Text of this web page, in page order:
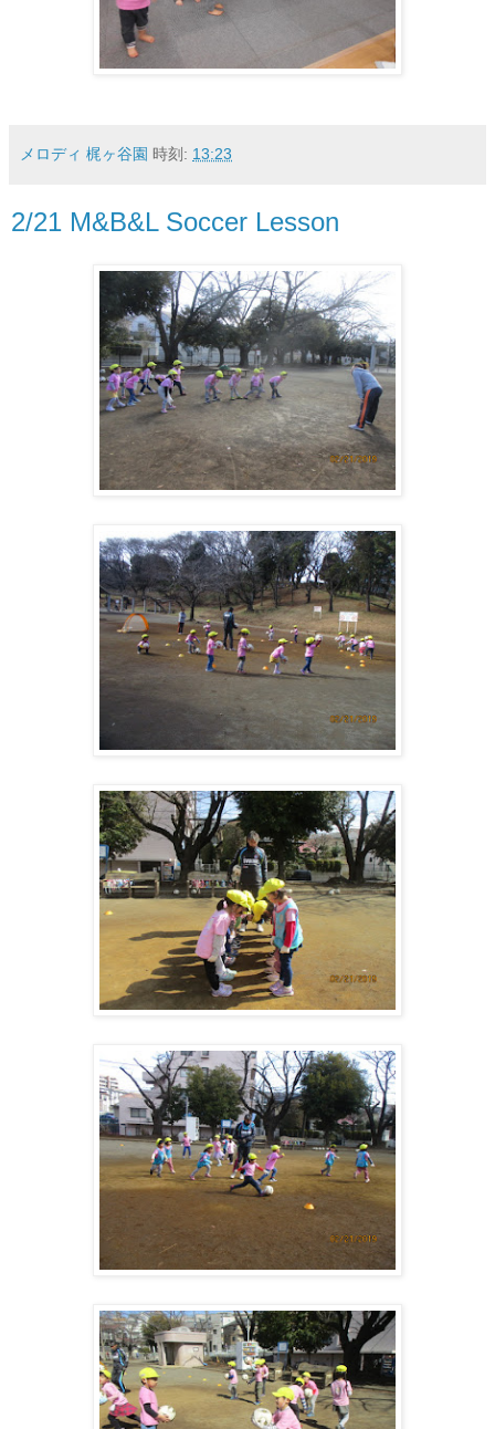
メロディ 梶ヶ谷園 時刻: 13:23
2/21 M&B&L Soccer Lesson